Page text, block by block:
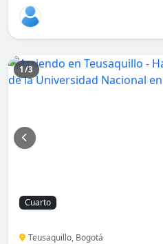
1/3
Cuarto
Teusaquillo, Bogotá